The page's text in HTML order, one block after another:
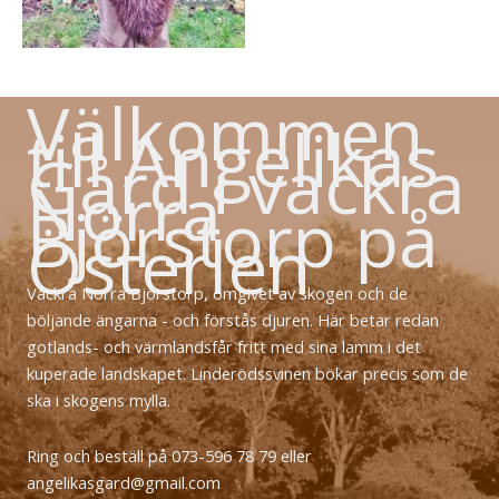
Välkommen
till Angelikas
Gård i vackra
Norra
Björstorp på
Österlen
Vackra Norra Björstorp, omgivet av skogen och de
böljande ängarna - och förstås djuren. Här betar redan
gotlands- och värmlandsfår fritt med sina lamm i det
kuperade landskapet. Linderödssvinen bökar precis som de
ska i skogens mylla.
Ring och beställ på 073-596 78 79 eller
angelikasgard@gmail.com